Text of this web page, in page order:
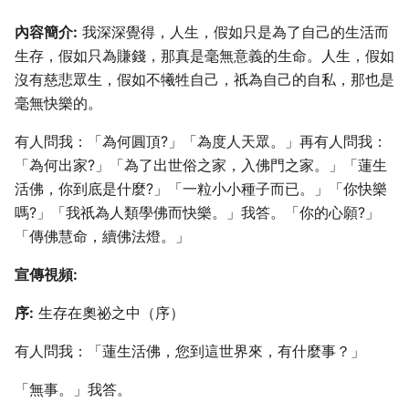
內容簡介: 我深深覺得，人生，假如只是為了自己的生活而
生存，假如只為賺錢，那真是毫無意義的生命。人生，假如
沒有慈悲眾生，假如不犧牲自己，祇為自己的自私，那也是
毫無快樂的。
有人問我：「為何圓頂?」「為度人天眾。」再有人問我：
「為何出家?」「為了出世俗之家，入佛門之家。」「蓮生
活佛，你到底是什麼?」「一粒小小種子而已。」「你快樂
嗎?」「我祇為人類學佛而快樂。」我答。「你的心願?」
「傳佛慧命，續佛法燈。」
宣傳視頻:
序: 生存在奧祕之中（序）
有人問我：「蓮生活佛，您到這世界來，有什麼事？」
「無事。」我答。